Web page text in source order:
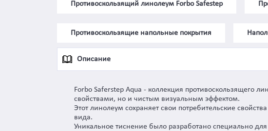
Противоскользящий линолеум Forbo Safestep
Противоскользящие напольные покрытия
Описание
Forbo Saferstep Aqua - коллекция противоскользящего
свойствами, но и чистым визуальным эффектом.
Этот линолеум сохраняет свои потребительские
вида.
Уникальное тиснение было разработано специально